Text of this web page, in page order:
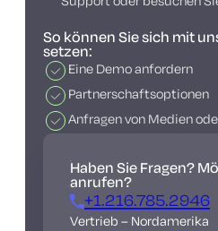
So können Sie sich mit
setzen:
Eine Demo anfordern
Partnerschaftsoptionen
Anfragen von Medien
Haben Sie Fragen?
anrufen?
+1.216.785.2946
Vertrieb – Nordamerika